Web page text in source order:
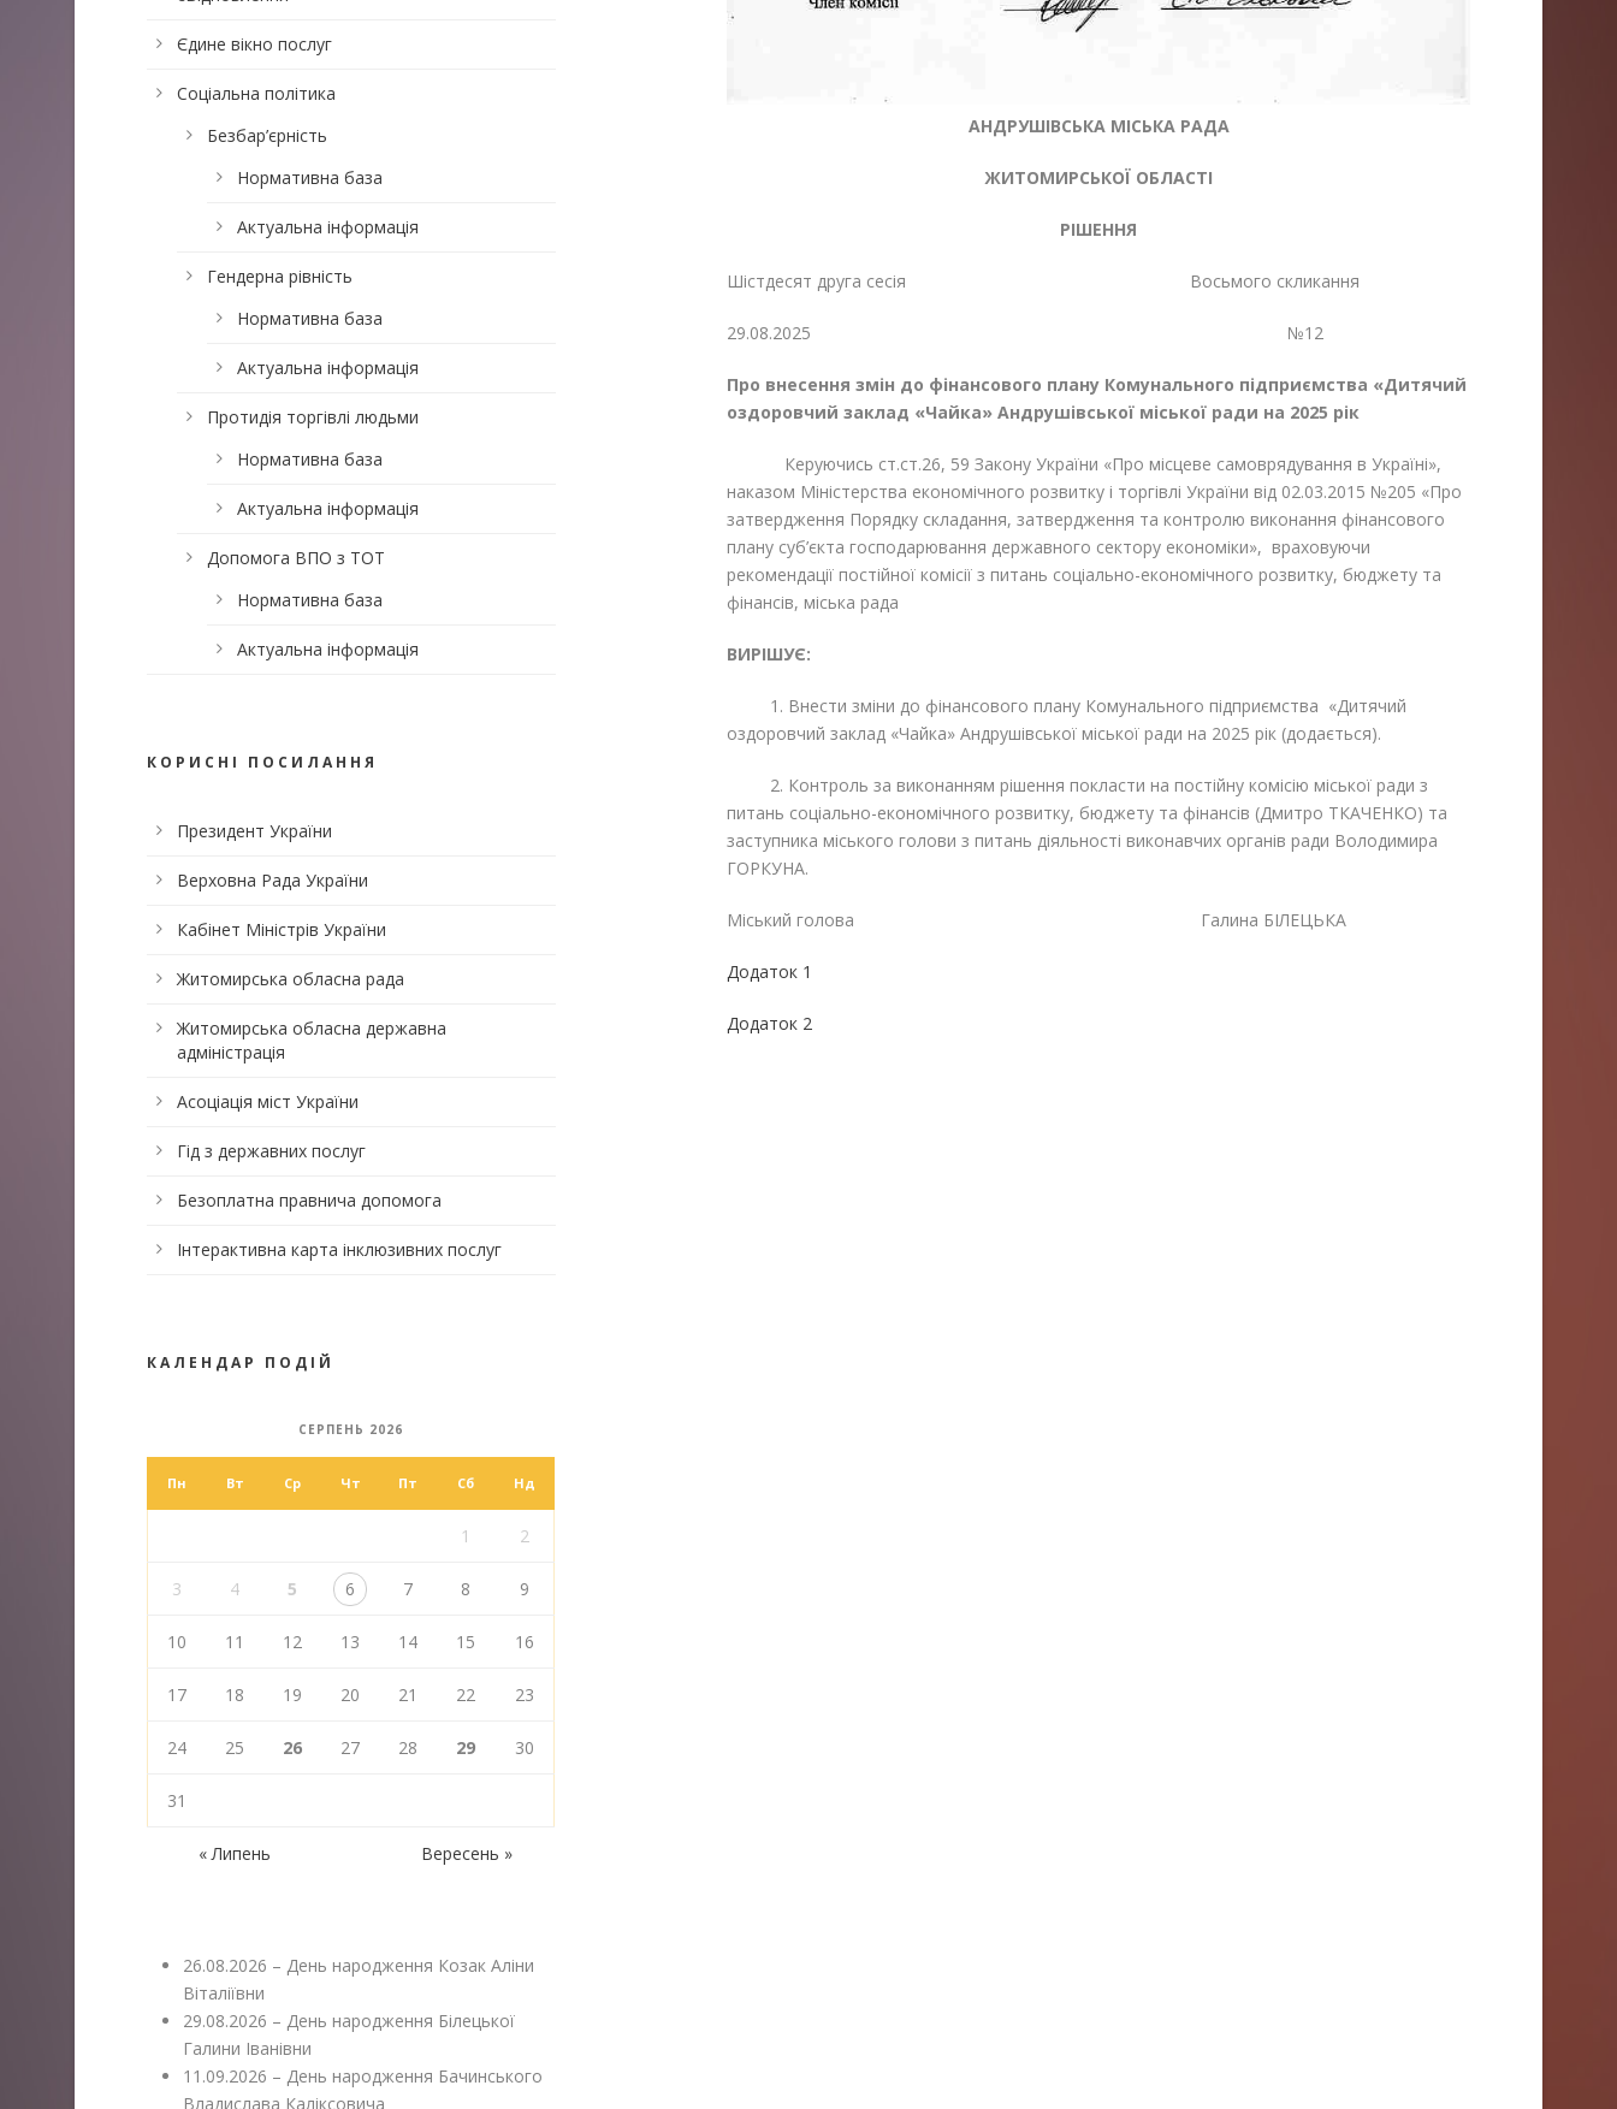
АНДРУШІВСЬКА МІСЬКА РАДА
ЖИТОМИРСЬКОЇ ОБЛАСТІ
РІШЕННЯ
Шістдесят друга сесія Восьмого скликання
29.08.2025 №12
Про внесення змін до фінансового плану Комунального підприємства «Дитячий
оздоровчий заклад «Чайка» Андрушівської міської ради на 2025 рік
Керуючись ст.ст.26, 59 Закону України «Про місцеве самоврядування в Україні»,
наказом Міністерства економічного розвитку і торгівлі України від 02.03.2015 №205 «Про
затвердження Порядку складання, затвердження та контролю виконання фінансового
плану суб’єкта господарювання державного сектору економіки», враховуючи
рекомендації постійної комісії з питань соціально-економічного розвитку, бюджету та
фінансів, міська рада
ВИРІШУЄ:
1. Внести зміни до фінансового плану Комунального підприємства «Дитячий
оздоровчий заклад «Чайка» Андрушівської міської ради на 2025 рік (додається).
2. Контроль за виконанням рішення покласти на постійну комісію міської ради з
питань соціально-економічного розвитку, бюджету та фінансів (Дмитро ТКАЧЕНКО) та
заступника міського голови з питань діяльності виконавчих органів ради Володимира
ГОРКУНА.
Міський голова Галина БІЛЕЦЬКА
Додаток 1
Додаток 2
Єдине вікно послуг
Соціальна політика
Безбар’єрність
Нормативна база
Актуальна інформація
Гендерна рівність
Нормативна база
Актуальна інформація
Протидія торгівлі людьми
Нормативна база
Актуальна інформація
Допомога ВПО з ТОТ
Нормативна база
Актуальна інформація
КОРИСНІ ПОСИЛАННЯ
Президент України
Верховна Рада України
Кабінет Міністрів України
Житомирська обласна рада
Житомирська обласна державна
адміністрація
Асоціація міст України
Гід з державних послуг
Безоплатна правнича допомога
Інтерактивна карта інклюзивних послуг
КАЛЕНДАР ПОДІЙ
СЕРПЕНЬ 2026
Пн Вт Ср Чт Пт Сб Нд
1 2
3 4 5 6 7 8 9
10 11 12 13 14 15 16
17 18 19 20 21 22 23
24 25 26 27 28 29 30
31
« Липень Вересень »
26.08.2026 – День народження Козак Аліни
Віталіївни
29.08.2026 – День народження Білецької
Галини Іванівни
11.09.2026 – День народження Бачинського
Владислава Каліксовича